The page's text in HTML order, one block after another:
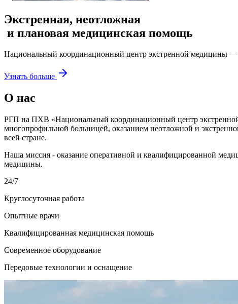
Экстренная, неотложная
и плановая медицинская помощь
Национальный координационный центр экстренной медицины
Узнать больше
О нас
РГП на ПХВ «Национальный координационный центр
многопрофильной больницей, оказанием неотложной и
всей стране.
Наша миссия - оказание оперативной и квалифицированной
медицины.
24/7
Круглосуточная работа
Опытные врачи
Квалифицированная медицинская помощь
Современное оборудование
Передовые технологии и оснащение